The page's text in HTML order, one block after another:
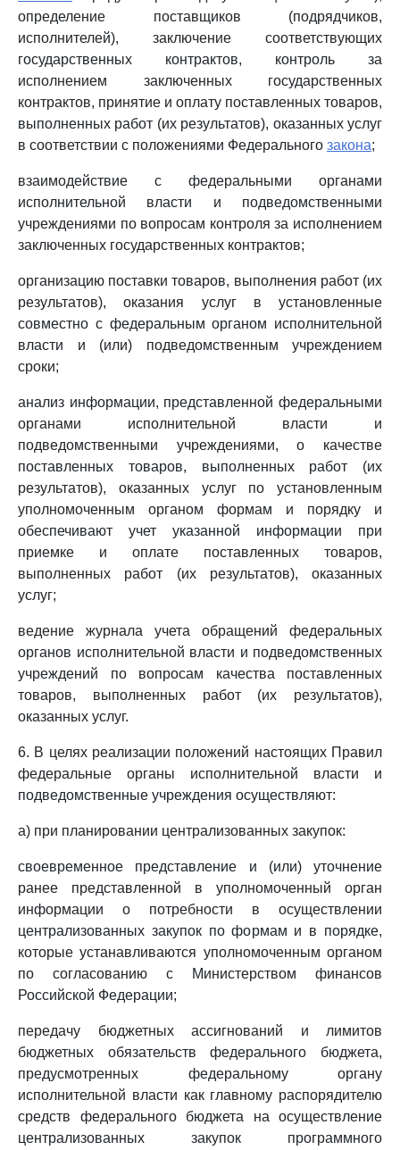
определение поставщиков (подрядчиков,
исполнителей), заключение соответствующих
государственных контрактов, контроль за
исполнением заключенных государственных
контрактов, принятие и оплату поставленных товаров,
выполненных работ (их результатов), оказанных услуг
в соответствии с положениями Федерального закона;
взаимодействие с федеральными органами
исполнительной власти и подведомственными
учреждениями по вопросам контроля за исполнением
заключенных государственных контрактов;
организацию поставки товаров, выполнения работ (их
результатов), оказания услуг в установленные
совместно с федеральным органом исполнительной
власти и (или) подведомственным учреждением
сроки;
анализ информации, представленной федеральными
органами исполнительной власти и
подведомственными учреждениями, о качестве
поставленных товаров, выполненных работ (их
результатов), оказанных услуг по установленным
уполномоченным органом формам и порядку и
обеспечивают учет указанной информации при
приемке и оплате поставленных товаров,
выполненных работ (их результатов), оказанных
услуг;
ведение журнала учета обращений федеральных
органов исполнительной власти и подведомственных
учреждений по вопросам качества поставленных
товаров, выполненных работ (их результатов),
оказанных услуг.
6. В целях реализации положений настоящих Правил
федеральные органы исполнительной власти и
подведомственные учреждения осуществляют:
а) при планировании централизованных закупок:
своевременное представление и (или) уточнение
ранее представленной в уполномоченный орган
информации о потребности в осуществлении
централизованных закупок по формам и в порядке,
которые устанавливаются уполномоченным органом
по согласованию с Министерством финансов
Российской Федерации;
передачу бюджетных ассигнований и лимитов
бюджетных обязательств федерального бюджета,
предусмотренных федеральному органу
исполнительной власти как главному распорядителю
средств федерального бюджета на осуществление
централизованных закупок программного